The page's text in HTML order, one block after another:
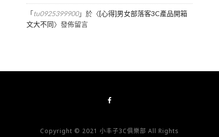
「tu0925399900」於〈[心得]男女部落客3C產品開箱
文大不同〉發佈留言
Copyright © 2021 小丰子3C俱樂部 All Rights